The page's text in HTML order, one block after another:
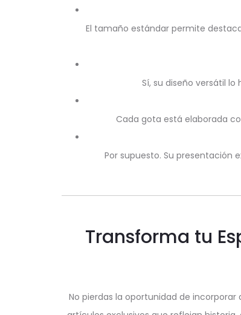
El tamaño estándar permite
Sí, su diseño versátil
Cada gota está elaborada
Por supuesto. Su presentación
Transforma tu
No pierdas la oportunidad de